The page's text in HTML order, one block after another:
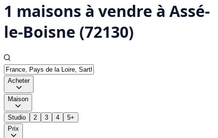
1 maisons à vendre à Assé-
le-Boisne (72130)
Acheter
Maison
Studio 2 3 4
5+
Prix